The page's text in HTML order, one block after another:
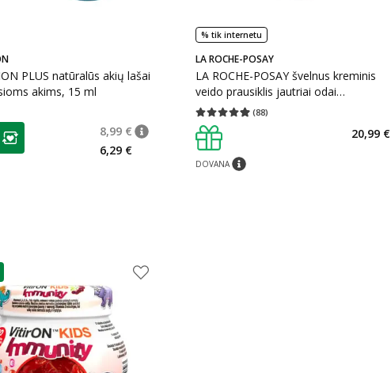
PLUS natūralūs akių lašai
akims, 15 ml
klubo narių nuolaida:
8,99 €
patarimas
Įprasta kaina: 8,99 €
6,29 €
% tik internetu
LA ROCHE-POSAY
LA ROCHE-POSAY švelnus kreminis
veido prausiklis jautriai odai
TOLERIANE, 400 ml
(88)
Vidutinis įvertinimas 4.91
DOVANApatarimas
20,99 €